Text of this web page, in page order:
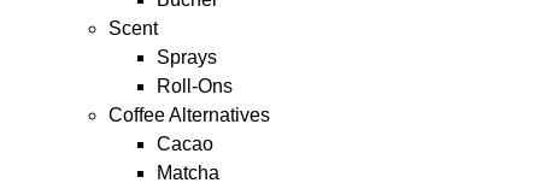
Scent
Sprays
Roll-Ons
Coffee Alternatives
Cacao
Matcha